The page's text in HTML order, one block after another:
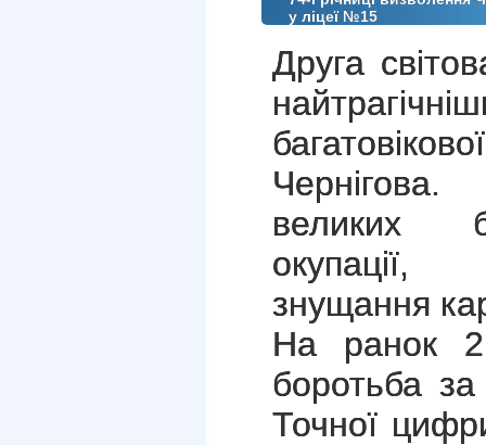
у ліцеї №15
Друга
великих
окупації,
знущання
На ранок
боротьба за
Точної